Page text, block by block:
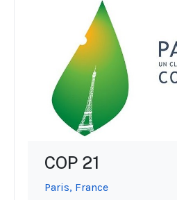
COP 21
Paris, France